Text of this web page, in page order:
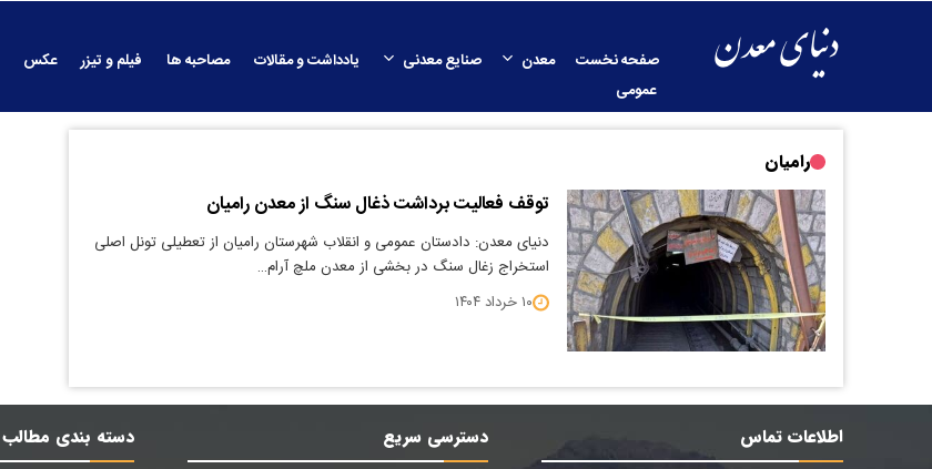
صفحه نخست معدن صنایع معدنی یادداشت و مقالات مصاحبه ها فیلم و تیزر عکس
عمومی
رامیان
توقف فعالیت برداشت ذغال سنگ از معدن رامیان
دنیای معدن: دادستان عمومی و انقلاب شهرستان رامیان از تعطیلی تونل اصلی
استخراج زغال‌ سنگ در بخشی از معدن ملچ‌ آرام…
۱۰ خرداد ۱۴۰۴
اطلاعات تماس
دسترسی سریع
دسته بندی مطالب